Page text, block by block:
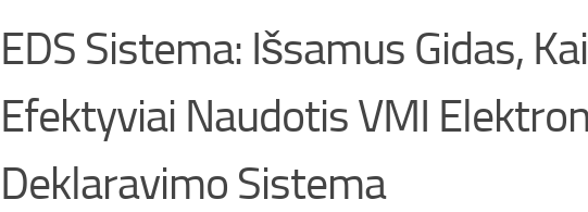
EDS Sistema: Išsamus Gidas,
Efektyviai Naudotis VMI
Deklaravimo Sistema